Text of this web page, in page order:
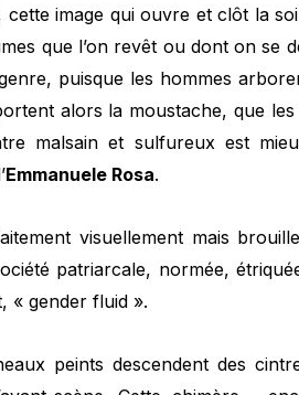
cette image qui ouvre et clôt la
que l’on revêt ou dont on se
puisque les hommes
alors la moustache, que
malsain et sulfureux est
Emmanuele Rosa.
visuellement mais
patriarcale, normée,
« gender fluid ».
peints descendent des